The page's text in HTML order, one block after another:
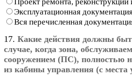
Эксплуатационная
Вся перечисленная
17. Какие действия должны
случае, когда зона,
сооружением (ПС), полностью
из кабины управления (с места